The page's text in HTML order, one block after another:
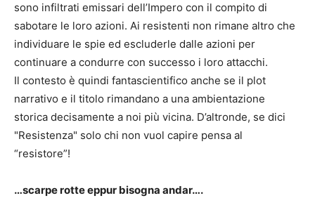
sono infiltrati emissari dell’Impero con il compito di
sabotare le loro azioni. Ai resistenti non rimane altro che
individuare le spie ed escluderle dalle azioni per
continuare a condurre con successo i loro attacchi.
Il contesto è quindi fantascientifico anche se il plot
narrativo e il titolo rimandano a una ambientazione
storica decisamente a noi più vicina. D’altronde, se dici
"Resistenza" solo chi non vuol capire pensa al
“resistore”!
…scarpe rotte eppur bisogna andar….